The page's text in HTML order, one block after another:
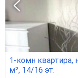
1-комн квартира,
м², 14/16 эт.